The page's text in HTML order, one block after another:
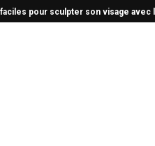
pour sculpter son visage avec